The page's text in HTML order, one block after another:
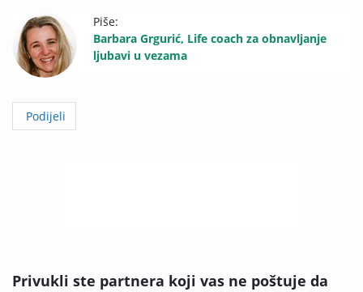
Piše:
Barbara Grgurić, Life coach za obnavljanje
ljubavi u vezama
Podijeli
Privukli ste partnera koji vas ne poštuje da